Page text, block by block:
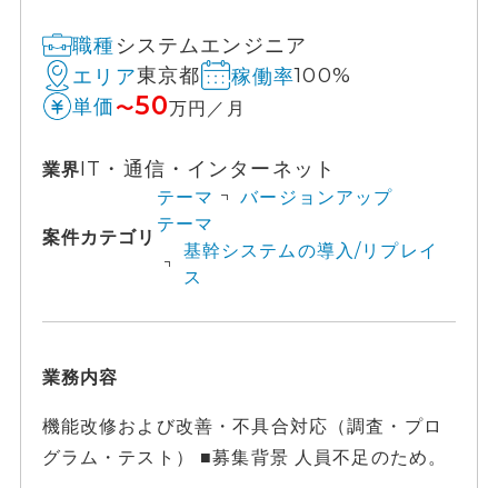
職種システムエンジニア
エリア東京都 稼働率100%
単価 〜50万円／月
業界IT・通信・インターネット
案件カテゴリ
テーマ
バージョンアップ
テーマ
基幹システムの導入/リプレイ
ス
業務内容
機能改修および改善・不具合対応（調査・プロ
グラム・テスト） ■募集背景 人員不足のため。